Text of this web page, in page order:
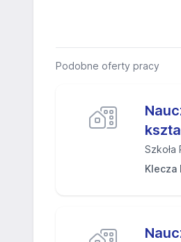
Podobne oferty pracy
Klecza